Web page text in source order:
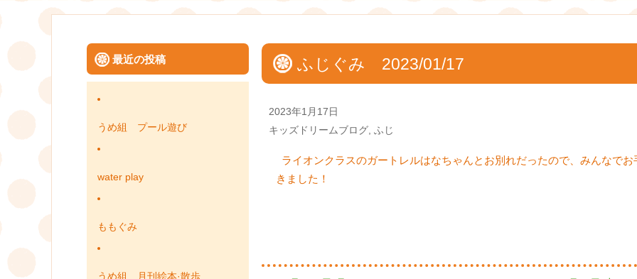
最近の投稿
うめ組 プール遊び
water play
ももぐみ
うめ組 月刊絵本·散歩
ふじぐみ 2023/01/17
Posted
on
2023年1月17日
Categories
キッズドリームブログ, ふじ
ライオンクラスのガートレルはなちゃんとお別れだったので、みんなでお
きました！